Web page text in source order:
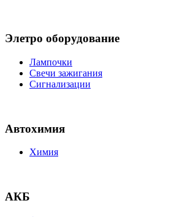
Элетро оборудование
Лампочки
Свечи зажигания
Сигнализации
Автохимия
Химия
АКБ